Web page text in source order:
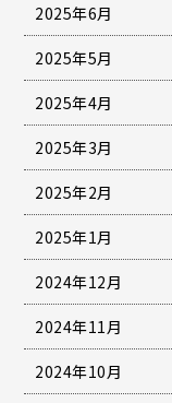
2025年6月
2025年5月
2025年4月
2025年3月
2025年2月
2025年1月
2024年12月
2024年11月
2024年10月